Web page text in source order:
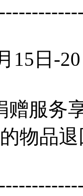
15日-
赠服务
物品